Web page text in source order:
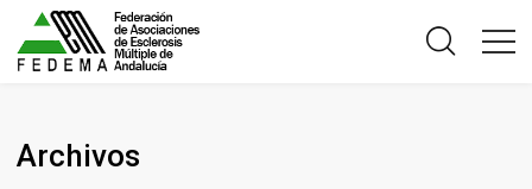
Archivos